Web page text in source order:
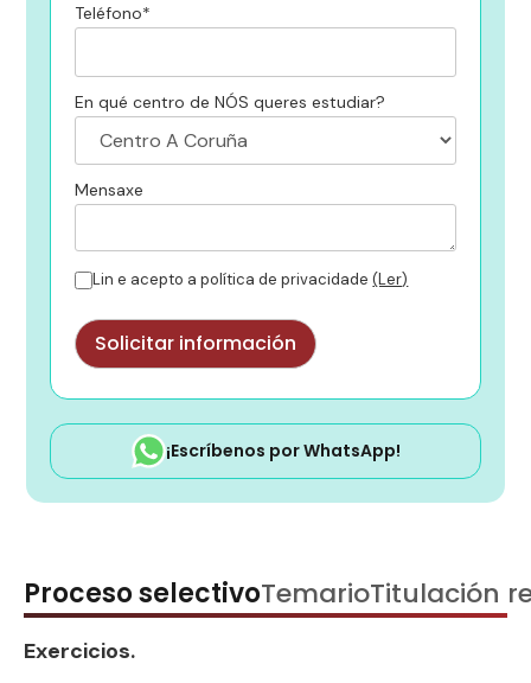
Teléfono*
En qué centro de NÓS queres estudiar?
Mensaxe
Lin e acepto a política de privacidade(Ler)
¡Escríbenos por WhatsApp!
Proceso selectivoTemarioTitulación
Exercicios.